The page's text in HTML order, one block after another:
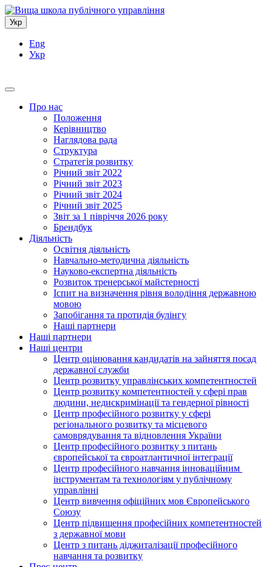
Укр
Eng
Укр
Про нас
Положення
Керівництво
Наглядова рада
Структура
Стратегія розвитку
Річний звіт 2022
Річний звіт 2023
Річний звіт 2024
Річний звіт 2025
Звіт за 1 півріччя 2026 року
Брендбук
Діяльність
Освітня діяльність
Навчально-методична діяльність
Науково-експертна діяльність
Розвиток тренерської майстерності
Іспит на визначення рівня володіння державною
мовою
Запобігання та протидія булінгу
Наші партнери
Наші партнери
Наші центри
Центр оцінювання кандидатів на зайняття посад
державної служби
Центр розвитку управлінських компетентностей
Центр розвитку компетентностей у сфері прав
людини, недискримінації та гендерної рівності
Центр професійного розвитку у сфері
регіонального розвитку та місцевого
самоврядування та відновлення України
Центр професійного розвитку з питань
європейської та євроатлантичної інтеграції
Центр професійного навчання інноваційним
інструментам та технологіям у публічному
управлінні
Центр вивчення офіційних мов Європейського
Союзу
Центр підвищення професійних компетентностей
з державної мови
Центр з питань діджиталізації професійного
навчання та розвитку